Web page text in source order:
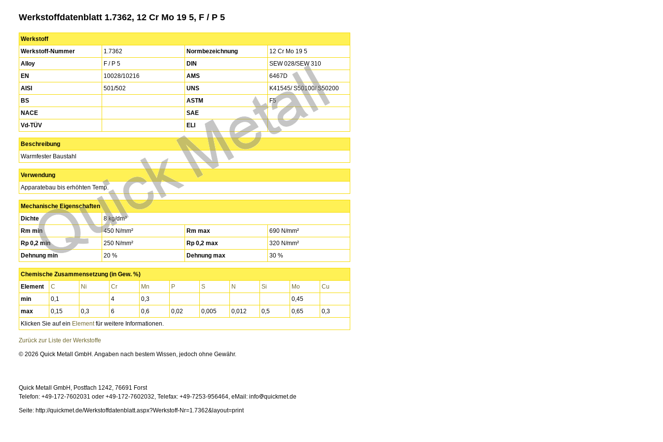
Werkstoffdatenblatt 1.7362, 12 Cr Mo 19 5, F / P 5
Werkstoff
Werkstoff-Nummer
1.7362 Normbezeichnung
12 Cr Mo 19 5
Alloy
F / P 5 DIN
SEW 028/SEW 310
EN
10028/10216 AMS
6467D
AISI
501/502 UNS
K41545/ S50100/ S50200
BS
ASTM
F5
NACE
SAE
Vd-TÜV
ELI
Beschreibung
Warmfester Baustahl
Verwendung
Apparatebau bis erhöhten Temp.
Mechanische Eigenschaften
Dichte
8 kg/dm³
Rm min
450 N/mm² Rm max
690 N/mm²
Rp 0,2 min
250 N/mm² Rp 0,2 max
320 N/mm²
Dehnung min
20 % Dehnung max 30 %
Chemische Zusammensetzung (in Gew. %)
Element
C Ni Cr Mn P S N Si Mo
Cu
min
0,1 4 0,3
0,45
max
0,15 0,3 6 0,6 0,02 0,005 0,012 0,5 0,65
0,3
Klicken Sie auf ein Elementfür weitere Informationen.
Zurück zur Liste der Werkstoffe
© 2026 Quick Metall GmbH. Angaben nach bestem Wissen, jedoch ohne Gewähr.
Quick Metall GmbH, Postfach 1242, 76691 Forst
Telefon: +49-172-7602031 oder +49-172-7602032, Telefax: +49-7253-956464, eMail: info
quickmet.de
Seite: http://quickmet.de/Werkstoffdatenblatt.aspx?Werkstoff-Nr=1.7362&layout=print